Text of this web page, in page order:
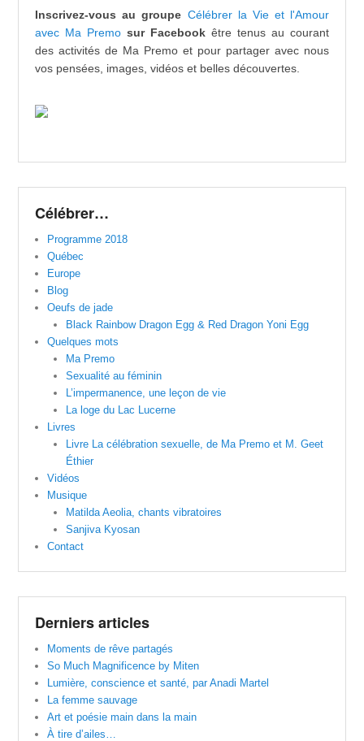
Inscrivez-vous au groupe Célébrer la Vie et l'Amour
avec Ma Premo sur Facebook être tenus au courant
des activités de Ma Premo et pour partager avec nous
vos pensées, images, vidéos et belles découvertes.
Célébrer…
Programme 2018
Québec
Europe
Blog
Oeufs de jade
Black Rainbow Dragon Egg & Red Dragon Yoni Egg
Quelques mots
Ma Premo
Sexualité au féminin
L’impermanence, une leçon de vie
La loge du Lac Lucerne
Livres
Livre La célébration sexuelle, de Ma Premo et M. Geet
Éthier
Vidéos
Musique
Matilda Aeolia, chants vibratoires
Sanjiva Kyosan
Contact
Derniers articles
Moments de rêve partagés
So Much Magnificence by Miten
Lumière, conscience et santé, par Anadi Martel
La femme sauvage
Art et poésie main dans la main
À tire d’ailes…